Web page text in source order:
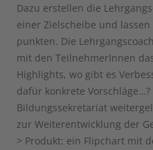
Dazu erstellen die
einer Zielscheibe und
punkten. Die
mit den TeilnehmerInnen
Highlights, wo gibt es
dafür konkrete
Bildungssekretariat
zur Weiterentwicklung der
> Produkt: ein Flipchart mit